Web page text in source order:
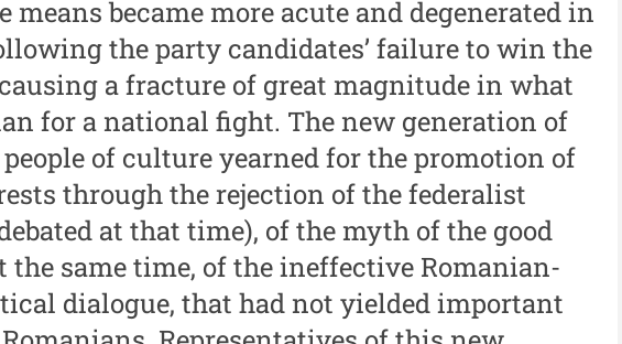
Științei
Procopiu”
/ 2020
Științei
Procopiu”
2019
Restaurare a Patrimoniului -
2021
Buletinul Centrului de
Cercetare și Conservare-
Restaurare a Patrimoniului -
2020
Buletinul Centrului de
Cercetare și Conservare-
Restaurare a Patrimoniului -
means became more acute and degenerated in
the party candidates’ failure to win the
a fracture of great magnitude in what
for a national fight. The new generation of
of culture yearned for the promotion of
through the rejection of the federalist
at that time), of the myth of the good
the same time, of the ineffective Romanian-
dialogue, that had not yielded important